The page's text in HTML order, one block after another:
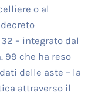
o al
– integrato dal
99 che ha reso
delle aste – la
attraverso il